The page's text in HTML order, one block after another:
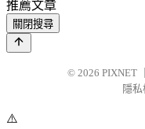
推薦文章
關閉搜尋
© 2026 PIXNET
隱
⚠️